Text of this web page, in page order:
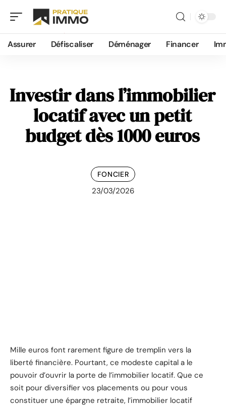
Assurer Défiscaliser Déménager Financer
Investir dans l’immobilier
locatif avec un petit
budget dès 1000 euros
FONCIER
23/03/2026
Mille euros font rarement figure de tremplin vers la
liberté financière. Pourtant, ce modeste capital a le
pouvoir d’ouvrir la porte de l’immobilier locatif. Que ce
soit pour diversifier vos placements ou pour vous
constituer une épargne retraite, l’immobilier locatif